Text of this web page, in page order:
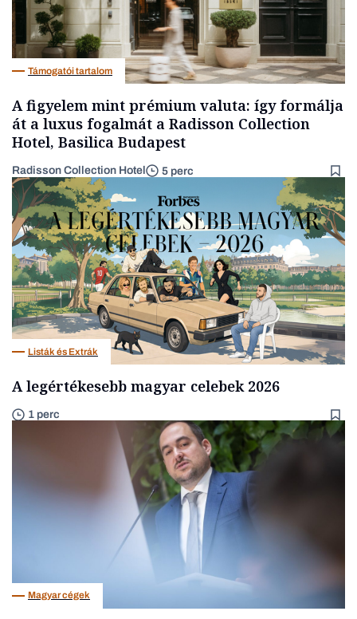
Támogatói tartalom
A figyelem mint prémium valuta: így formálja
át a luxus fogalmát a Radisson Collection
Hotel, Basilica Budapest
Radisson Collection Hotel 5 perc
Listák és Extrák
A legértékesebb magyar celebek 2026
1 perc
Magyar cégek